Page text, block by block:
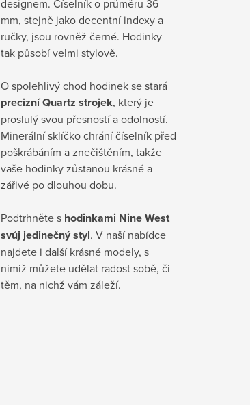
designem. Číselník o průměru 36
mm, stejně jako decentní indexy a
ručky, jsou rovněž černé. Hodinky
tak působí velmi stylově.
O spolehlivý chod hodinek se stará
precizní Quartz strojek, který je
proslulý svou přesností a odolností.
Minerální sklíčko chrání číselník před
poškrábáním a znečištěním, takže
vaše hodinky zůstanou krásné a
zářivé po dlouhou dobu.
Podtrhněte s hodinkami Nine West
svůj jedinečný styl. V naší nabídce
najdete i další krásné modely, s
nimiž můžete udělat radost sobě, či
těm, na nichž vám záleží.